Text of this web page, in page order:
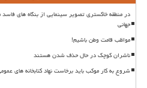
در منطقه خاکستری تصویر سینمایی از بنگاه های
جهانی
مواظب قامت وطن باشیم!
ناشران کوچک در حال حذف شدن هستند
شروع به کار موکب باید برخاست نهاد کتابخانه های